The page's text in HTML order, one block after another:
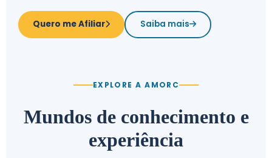
Quero me Afiliar Saiba mais
EXPLORE A AMORC
Mundos de conhecimento e
experiência